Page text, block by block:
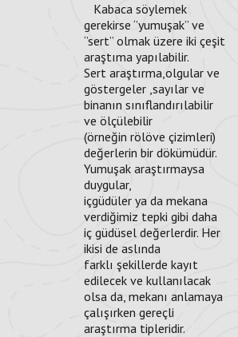
Kabaca söylemek
gerekirse ‘’yumuşak’’ ve
‘’sert’’ olmak üzere iki çeşit
araştıma yapılabilir.
Sert araştırma,olgular ve
göstergeler ,sayılar ve
binanın sınıflandırılabilir
ve ölçülebilir
(örneğin rölöve çizimleri)
değerlerin bir dökümüdür.
Yumuşak araştırmaysa
duygular,
içgüdüler ya da mekana
verdiğimiz tepki gibi daha
iç güdüsel değerlerdir. Her
ikisi de aslında
farklı şekillerde kayıt
edilecek ve kullanılacak
olsa da, mekanı anlamaya
çalışırken gereçli
araştırma tipleridir.